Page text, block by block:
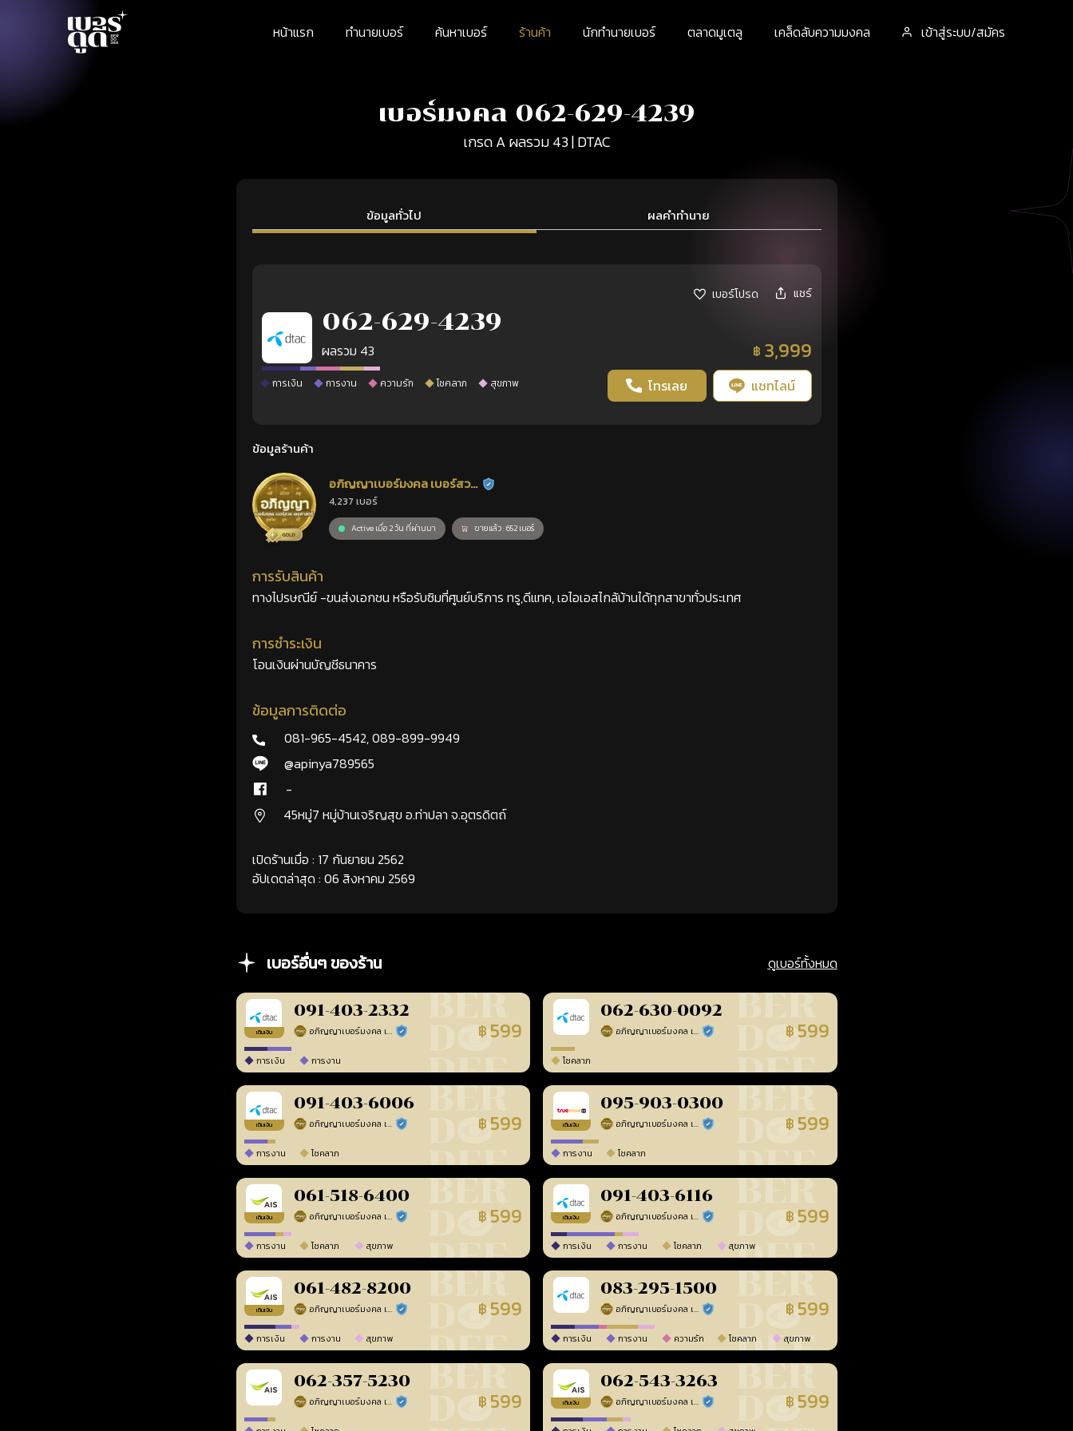
หน้าแรก ทำนายเบอร์ ค้นหาเบอร์ ร้านค้า นักทำนายเบอร์ ตลาดมูเตลู เคล็ดลับความมงคล เข้าสู่ระบบ/สมัคร
เบอร์มงคล 062-629-4239
เกรด A ผลรวม 43 | DTAC
ข้อมูลทั่วไป ผลคำทำนาย
เบอร์โปรด แชร์
062-629-4239
ผลรวม 43 ฿ 3,999
การเงิน การงาน ความรัก โชคลาภ สุขภาพ โทรเลย แชทไลน์
ข้อมูลร้านค้า
อภิญญาเบอร์มงคล เบอร์สวย
เลขศาสตร์
ร้านยืนยันแล้ว
4,237 เบอร์
Active เมื่อ 2 วัน ที่ผ่านมา ขายแล้ว : 652 เบอร์
การรับสินค้า
ทางไปรษณีย์ -ขนส่งเอกชน หรือรับซิมที่ศูนย์บริการ ทรู,ดีแทค, เอไอเอสไกล้บ้านได้ทุกสาขาทั่วประเทศ
การชำระเงิน
โอนเงินผ่านบัญชีธนาคาร
ข้อมูลการติดต่อ
081-965-4542,089-899-9949
@apinya789565
-
45หมู่7 หมู่บ้านเจริญสุข อ.ท่าปลา จ.อุตรดิตถ์
เปิดร้านเมื่อ : 17 กันยายน 2562
อัปเดตล่าสุด : 06 สิงหาคม 2569
เบอร์อื่นๆ ของร้าน ดูเบอร์ทั้งหมด
เติมเงิน
091-403-2332
อภิญญาเบอร์มงคล เบอร์สวยเลขศาสตร์ ร้านยืนยันแล้ว ฿ 599
การเงิน การงาน
062-630-0092
อภิญญาเบอร์มงคล เบอร์สวยเลขศาสตร์ ร้านยืนยันแล้ว ฿ 599
โชคลาภ
เติมเงิน
091-403-6006
อภิญญาเบอร์มงคล เบอร์สวยเลขศาสตร์ ร้านยืนยันแล้ว ฿ 599
การงาน โชคลาภ
เติมเงิน
095-903-0300
อภิญญาเบอร์มงคล เบอร์สวยเลขศาสตร์ ร้านยืนยันแล้ว ฿ 599
การงาน โชคลาภ
เติมเงิน
061-518-6400
อภิญญาเบอร์มงคล เบอร์สวยเลขศาสตร์ ร้านยืนยันแล้ว ฿ 599
การงาน โชคลาภ สุขภาพ
เติมเงิน
091-403-6116
อภิญญาเบอร์มงคล เบอร์สวยเลขศาสตร์ ร้านยืนยันแล้ว ฿ 599
การเงิน การงาน โชคลาภ สุขภาพ
เติมเงิน
061-482-8200
อภิญญาเบอร์มงคล เบอร์สวยเลขศาสตร์ ร้านยืนยันแล้ว ฿ 599
การเงิน การงาน สุขภาพ
083-295-1500
อภิญญาเบอร์มงคล เบอร์สวยเลขศาสตร์ ร้านยืนยันแล้ว ฿ 599
การเงิน การงาน ความรัก โชคลาภ สุขภาพ
062-357-5230
อภิญญาเบอร์มงคล เบอร์สวยเลขศาสตร์ ร้านยืนยันแล้ว ฿ 599 เติมเงิน
062-543-3263
อภิญญาเบอร์มงคล เบอร์สวยเลขศาสตร์ ร้านยืนยันแล้ว ฿ 599